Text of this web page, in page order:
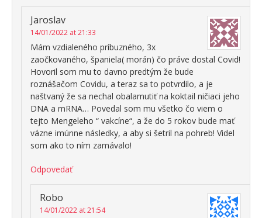
Jaroslav
14/01/2022 at 21:33
Mám vzdialeného príbuzného, 3x
zaočkovaného, španiela( morán) čo práve dostal Covid!
Hovoril som mu to davno predtým že bude
roznášačom Covidu, a teraz sa to potvrdilo, a je
naštvaný že sa nechal obalamutiť na koktail ničiaci jeho
DNA a mRNA… Povedal som mu všetko čo viem o
tejto Mengeleho “ vakcíne“, a že do 5 rokov bude mať
vázne imúnne následky, a aby si šetril na pohreb! Videl
som ako to ním zamávalo!
Odpovedať
Robo
14/01/2022 at 21:54